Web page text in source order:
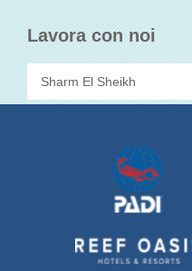
Lavora con noi